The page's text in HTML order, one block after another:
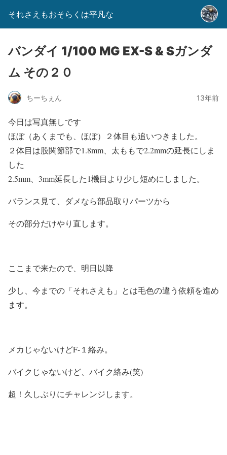
それさえもおそらくは平凡な
バンダイ 1/100 MG EX-S & Sガンダ
ム その２０
ちーちぇん 13年前
今日は写真無しです
ほぼ（あくまでも、ほぼ）２体目も追いつきました。
２体目は股関節部で1.8mm、太ももで2.2mmの延長にしま
した
2.5mm、3mm延長した1機目より少し短めにしました。
バランス見て、ダメなら部品取りパーツから
その部分だけやり直します。
ここまで来たので、明日以降
少し、今までの「それさえも」とは毛色の違う依頼を進め
ます。
メカじゃないけどF-１絡み。
バイクじゃないけど、バイク絡み(笑)
超！久しぶりにチャレンジします。